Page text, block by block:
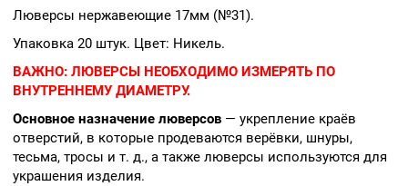
Люверсы нержавеющие 17мм (№31).
Упаковка 20 штук. Цвет: Никель.
ВАЖНО: ЛЮВЕРСЫ НЕОБХОДИМО ИЗМЕРЯТЬ ПО
ВНУТРЕННЕМУ ДИАМЕТРУ.
Основное назначение люверсов — укрепление краёв
отверстий, в которые продеваются верёвки, шнуры,
тесьма, тросы и т. д., а также люверсы используются для
украшения изделия.